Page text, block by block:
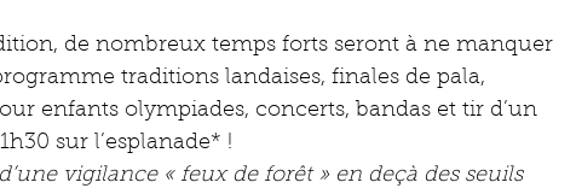
de nombreux temps forts seront à ne manquer
traditions landaises, finales de pala,
enfants olympiades, concerts, bandas et tir d’un
sur l’esplanade* !
vigilance « feux de forêt » en deçà des seuils